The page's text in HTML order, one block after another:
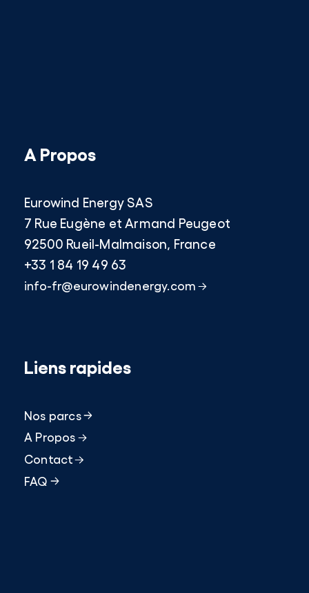
A Propos
Eurowind Energy SAS
7 Rue Eugène et Armand Peugeot
92500 Rueil-Malmaison, France
+33 1 84 19 49 63
info-fr@eurowindenergy.com
Liens rapides
Nos parcs
A Propos
Contact
FAQ